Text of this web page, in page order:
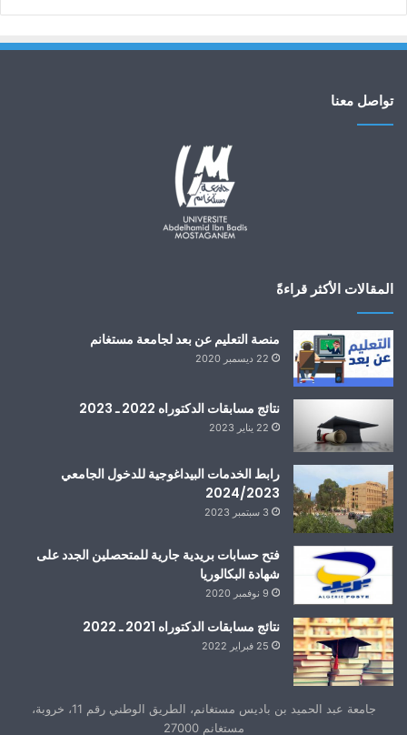
تواصل معنا
المقالات الأكثر قراءةً
منصة التعليم عن بعد لجامعة مستغانم
22 ديسمبر 2020
نتائج مسابقات الدكتوراه 2022 ـ 2023
22 يناير 2023
رابط الخدمات البيداغوجية للدخول الجامعي
2024/2023
3 سبتمبر 2023
فتح حسابات بريدية جارية للمتحصلين الجدد على
شهادة البكالوريا
9 نوفمبر 2020
نتائج مسابقات الدكتوراه 2021 ـ 2022
25 فبراير 2022
جامعة عبد الحميد بن باديس مستغانم، الطريق الوطني رقم 11، خروبة،
مستغانم 27000